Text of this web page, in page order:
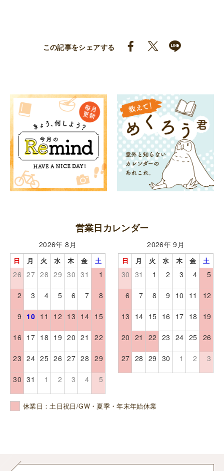
この記事をシェアする
営業日カレンダー
2026年 8月
日 月 火 水 木 金 土
26 27 28 29 30 31 1
2 3 4 5 6 7 8
9 10 11 12 13 14 15
16 17 18 19 20 21 22
23 24 25 26 27 28 29
30 31 1 2 3 4 5
2026年 9月
日 月 火 水 木 金 土
30 31 1 2 3 4 5
6 7 8 9 10 11 12
13 14 15 16 17 18 19
20 21 22 23 24 25 26
27 28 29 30 1 2 3
休業日：土日祝日/GW・夏季・年末年始休業